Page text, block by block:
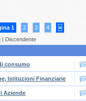
1 2 3 4
»
| Discendente
consumo
Istituzioni Finanziarie
Aziende